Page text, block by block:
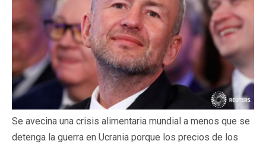
Se avecina una crisis alimentaria mundial a menos que se
detenga la guerra en Ucrania porque los precios de los